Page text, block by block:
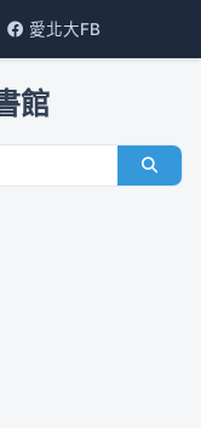
愛北大FB
館